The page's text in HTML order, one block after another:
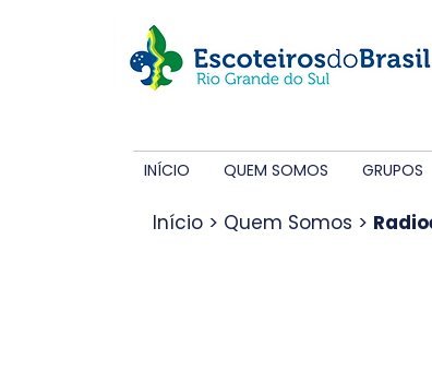
INÍCIO QUEM SOMOS GRUPOS
Início > Quem Somos >